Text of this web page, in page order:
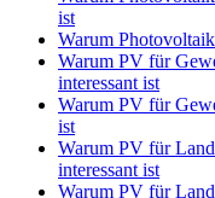
ist
Warum
Warum PV für
interessant ist
Warum PV für
ist
Warum PV für
interessant ist
Warum PV für